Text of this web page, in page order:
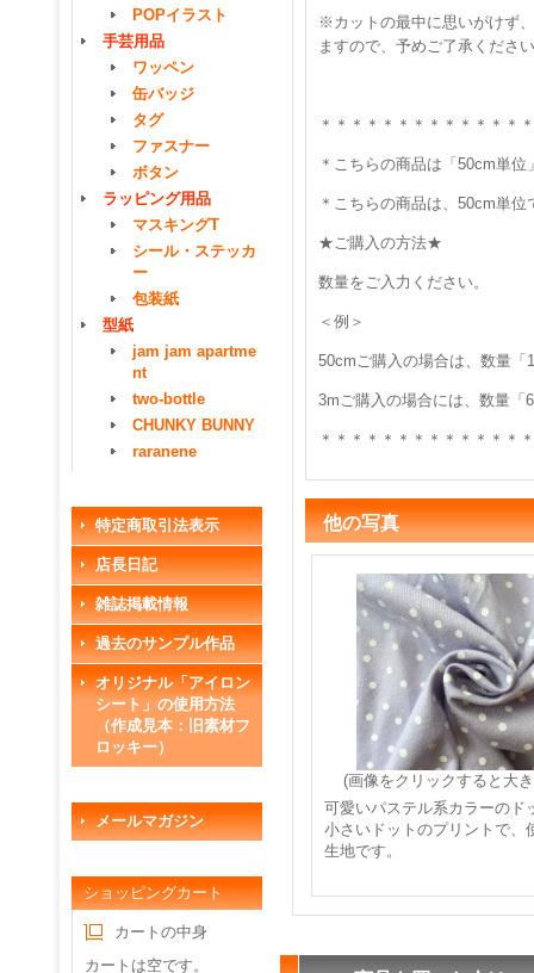
POPイラスト
手芸用品
ワッペン
缶バッジ
タグ
ファスナー
ボタン
ラッピング用品
マスキングT
シール・ステッカ
ー
包装紙
型紙
jam jam apartme
nt
two-bottle
CHUNKY BUNNY
raranene
特定商取引法表示
店長日記
雑誌掲載情報
過去のサンプル作品
オリジナル「アイロン
シート」の使用方法
（作成見本：旧素材フ
ロッキー）
メールマガジン
ショッピングカート
カートの中身
カートは空です。
※カットの最中に思いがけず
ますので、予めご了承くださ
＊＊＊＊＊＊＊＊＊＊＊＊＊
＊こちらの商品は「50cm単
＊こちらの商品は、50cm単位
★ご購入の方法★
数量をご入力ください。
＜例＞
50cmご購入の場合は、数量「
3mご購入の場合には、数量「
＊＊＊＊＊＊＊＊＊＊＊＊＊
他の写真
(画像をクリックすると大
可愛いパステル系カラーのド
小さいドットのプリントで、
生地です。